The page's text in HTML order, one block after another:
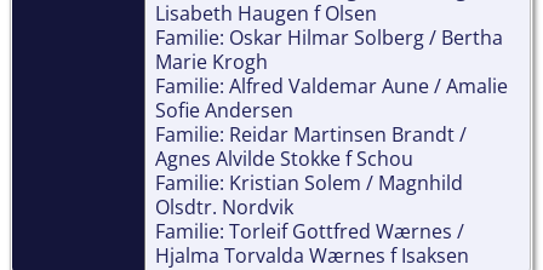
Lisabeth Haugen f Olsen
Familie: Oskar Hilmar Solberg / Bertha
Marie Krogh
Familie: Alfred Valdemar Aune / Amalie
Sofie Andersen
Familie: Reidar Martinsen Brandt /
Agnes Alvilde Stokke f Schou
Familie: Kristian Solem / Magnhild
Olsdtr. Nordvik
Familie: Torleif Gottfred Wærnes /
Hjalma Torvalda Wærnes f Isaksen